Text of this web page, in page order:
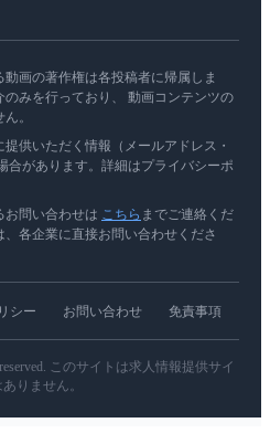
動画の著作権は各投稿者に帰属しま
みを行っており、 動画コンテンツの
。
供いただく情報（メールアドレス・
合があります。詳細はプライバシーポ
お問い合わせは こちら までご連絡くだ
各企業に直接お問い合わせくださ
シー お問い合わせ 免責事項
このサイトは求人情報提供サイ
ありません。